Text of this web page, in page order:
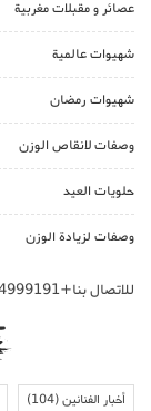
عصائر و مقبلات مغربية
شهيوات عالمية
شهيوات رمضان
وصفات لانقاص الوزن
حلويات العيد
وصفات لزيادة الوزن
للاتصال بنا+212614999191
أخبار الفنانين(104)